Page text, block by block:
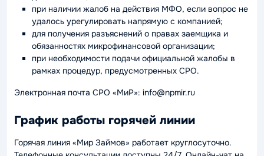
при наличии жалоб на действия МФО, если вопрос не
удалось урегулировать напрямую с компанией;
для получения разъяснений о правах заемщика и
обязанностях микрофинансовой организации;
при необходимости подачи официальной жалобы в
рамках процедур, предусмотренных СРО.
Электронная почта СРО «МиР»: info@npmir.ru
График работы горячей линии
Горячая линия «Мир Займов» работает круглосуточно.